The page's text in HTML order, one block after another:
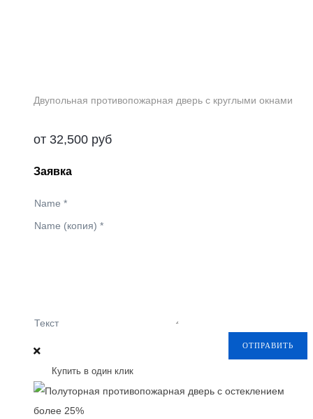
Двупольная противопожарная дверь с круглыми окнами
от 32,500 руб
Заявка
Name *
Name (копия) *
Текст
ОТПРАВИТЬ
Купить в один клик